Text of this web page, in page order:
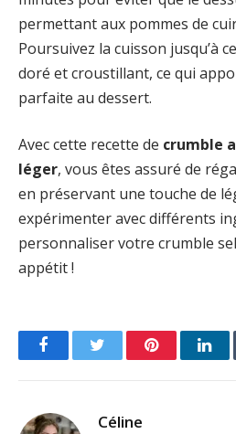
permettant aux pommes de
Poursuivez la cuisson jusqu’à
doré et croustillant, ce qui
parfaite au dessert.
Avec cette recette de crumble
léger, vous êtes assuré de
en préservant une touche de
expérimenter avec différents
personnaliser votre crumble
appétit !
FacebookTwitter Pinterest
Céline